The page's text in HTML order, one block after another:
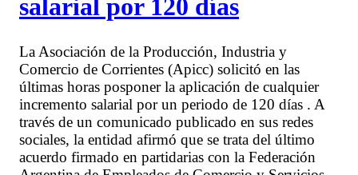
salarial por 120 días
La Asociación de la Producción, Industria y
Comercio de Corrientes (Apicc) solicitó en las
últimas horas posponer la aplicación de cualquier
incremento salarial por un periodo de 120 días . A
través de un comunicado publicado en sus redes
sociales, la entidad afirmó que se trata del último
acuerdo firmado en partidarias con la Federación